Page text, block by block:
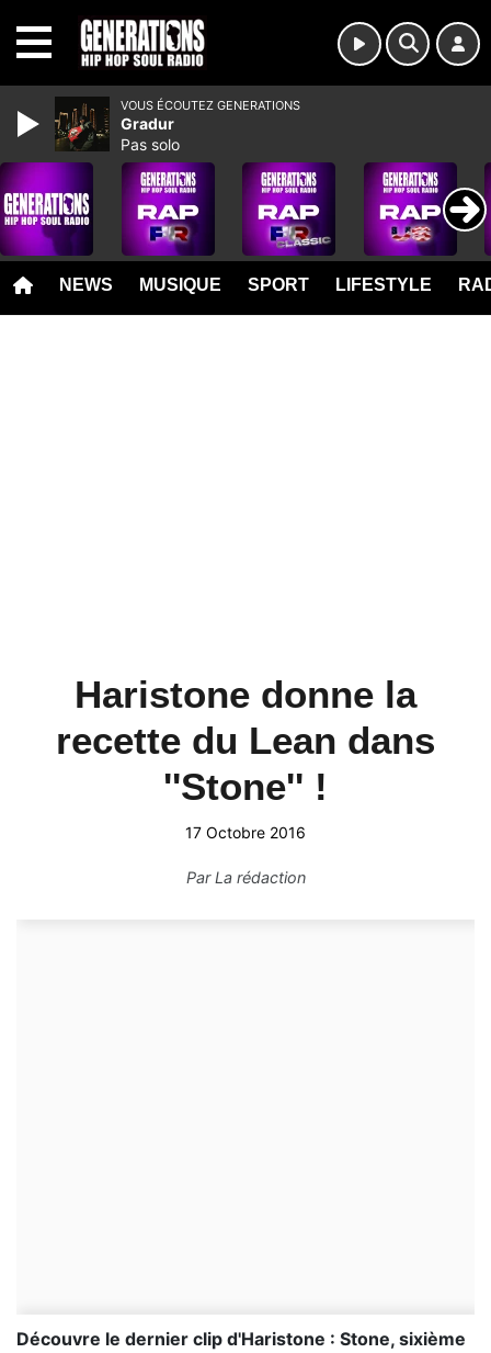
NEWS MUSIQUE SPORT LIFESTYLE
Haristone donne la
recette du Lean dans
''Stone'' !
17 Octobre 2016
ParLa rédaction
Découvre le dernier clip d'Haristone : Stone, sixième
VOUS ÉCOUTEZ GENERATIONS
Gradur
Pas solo